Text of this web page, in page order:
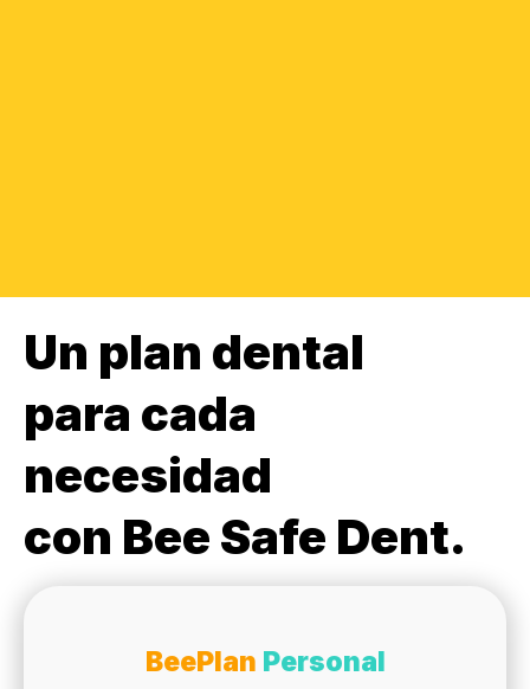
Un plan dental
para cada
necesidad
con Bee Safe Dent.
BeePlan Personal